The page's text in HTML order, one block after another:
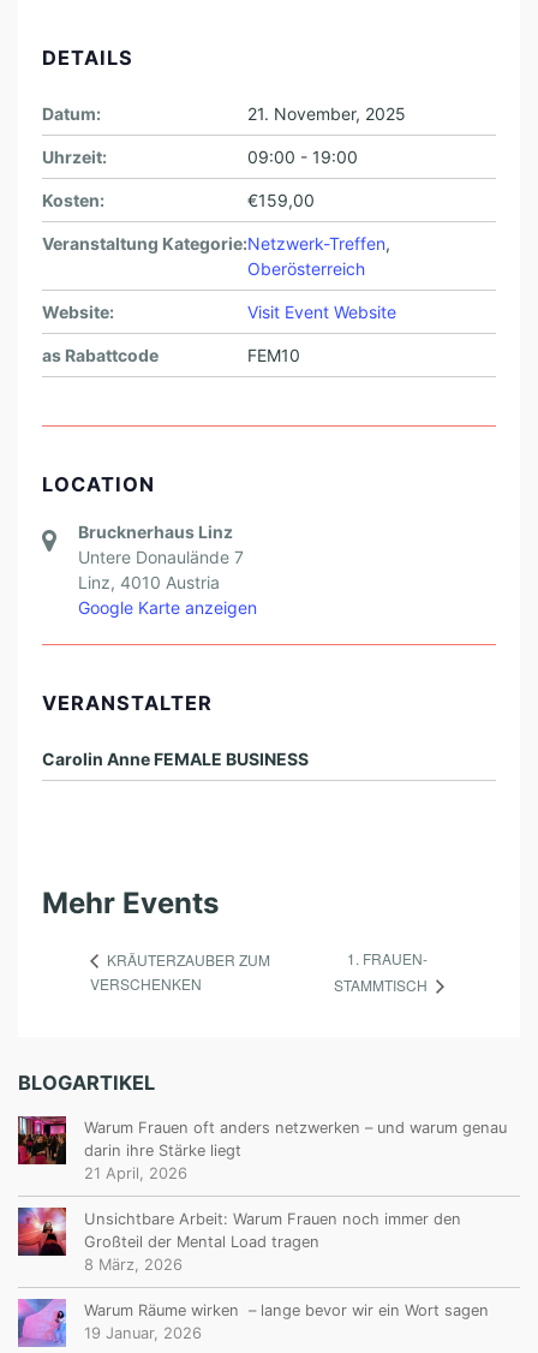
DETAILS
Datum: 21. November, 2025
Uhrzeit: 09:00 - 19:00
Kosten: €159,00
Veranstaltung Kategorie:Netzwerk-Treffen,
Oberösterreich
Website: Visit Event Website
as Rabattcode FEM10
LOCATION
Brucknerhaus Linz
Untere Donaulände 7
Linz, 4010 Austria
Google Karte anzeigen
VERANSTALTER
Carolin Anne FEMALE BUSINESS
Mehr Events
KRÄUTERZAUBER ZUM
VERSCHENKEN
1. FRAUEN-
STAMMTISCH
BLOGARTIKEL
Warum Frauen oft anders netzwerken – und warum genau
darin ihre Stärke liegt
21 April, 2026
Unsichtbare Arbeit: Warum Frauen noch immer den
Großteil der Mental Load tragen
8 März, 2026
Warum Räume wirken – lange bevor wir ein Wort sagen
19 Januar, 2026